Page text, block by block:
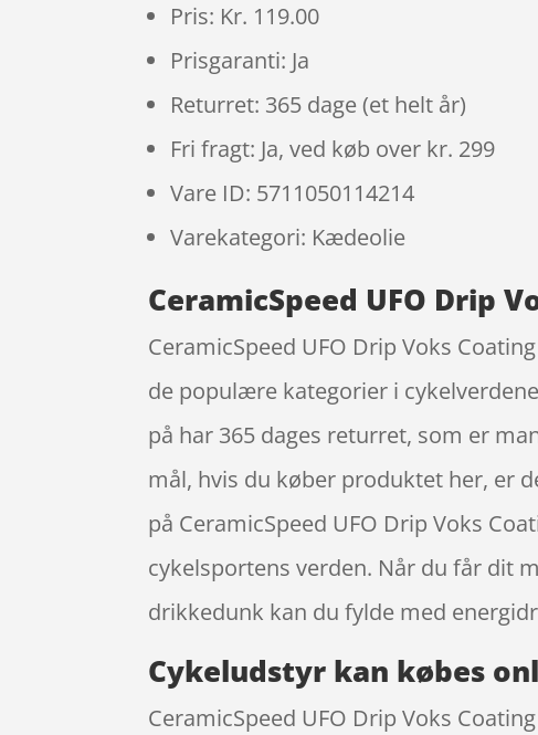
Pris: Kr. 119.00
Prisgaranti: Ja
Returret: 365 dage (et helt år)
Fri fragt: Ja, ved køb over kr. 299
Vare ID: 5711050114214
Varekategori: Kædeolie
CeramicSpeed UFO Drip
CeramicSpeed UFO Drip Voks
de populære kategorier i
på har 365 dages returret, som er
mål, hvis du køber produktet her, er
på CeramicSpeed UFO Drip Voks
cykelsportens verden. Når du får dit
drikkedunk kan du fylde med
Cykeludstyr kan købes
CeramicSpeed UFO Drip Voks